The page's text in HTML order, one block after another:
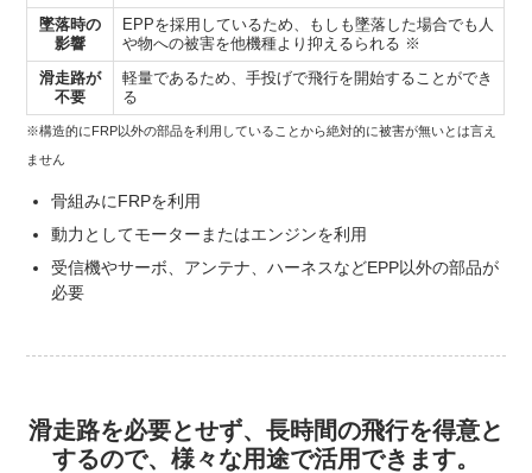
墜落時の
影響
EPPを採用しているため、もしも墜落した場合でも人
や物への被害を他機種より抑えるられる ※
滑走路が
不要
軽量であるため、手投げで飛行を開始することができ
る
※構造的にFRP以外の部品を利用していることから絶対的に被害が無いとは言え
ません
骨組みにFRPを利用
動力としてモーターまたはエンジンを利用
受信機やサーボ、アンテナ、ハーネスなどEPP以外の部品が
必要
滑走路を必要とせず、長時間の飛行を得意と
するので、様々な用途で活用できます。